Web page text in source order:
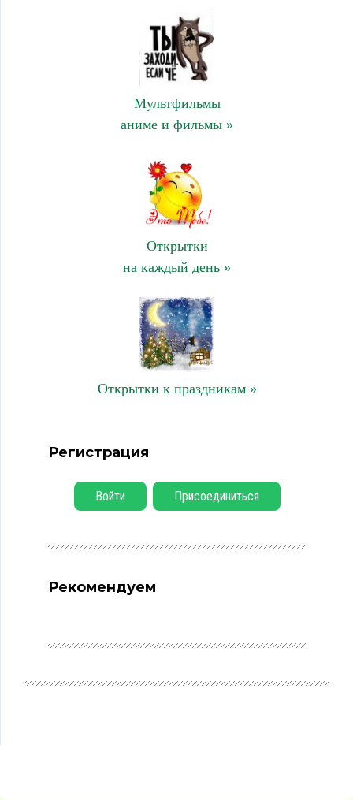
Мультфильмы
аниме и фильмы »
Открытки
на каждый день »
Открытки к праздникам »
Регистрация
Войти Присоединиться
Рекомендуем